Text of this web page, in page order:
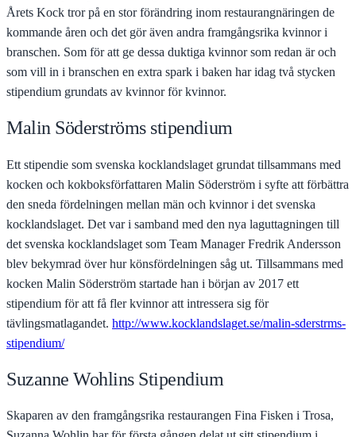
Årets Kock tror på en stor förändring inom restaurangnäringen de
kommande åren och det gör även andra framgångsrika kvinnor i
branschen. Som för att ge dessa duktiga kvinnor som redan är och
som vill in i branschen en extra spark i baken har idag två stycken
stipendium grundats av kvinnor för kvinnor.
Malin Söderströms stipendium
Ett stipendie som svenska kocklandslaget grundat tillsammans med
kocken och kokboksförfattaren Malin Söderström i syfte att förbättra
den sneda fördelningen mellan män och kvinnor i det svenska
kocklandslaget. Det var i samband med den nya laguttagningen till
det svenska kocklandslaget som Team Manager Fredrik Andersson
blev bekymrad över hur könsfördelningen såg ut. Tillsammans med
kocken Malin Söderström startade han i början av 2017 ett
stipendium för att få fler kvinnor att intressera sig för
tävlingsmatlagandet. http://www.kocklandslaget.se/malin-sderstrms-
stipendium/
Suzanne Wohlins Stipendium
Skaparen av den framgångsrika restaurangen Fina Fisken i Trosa,